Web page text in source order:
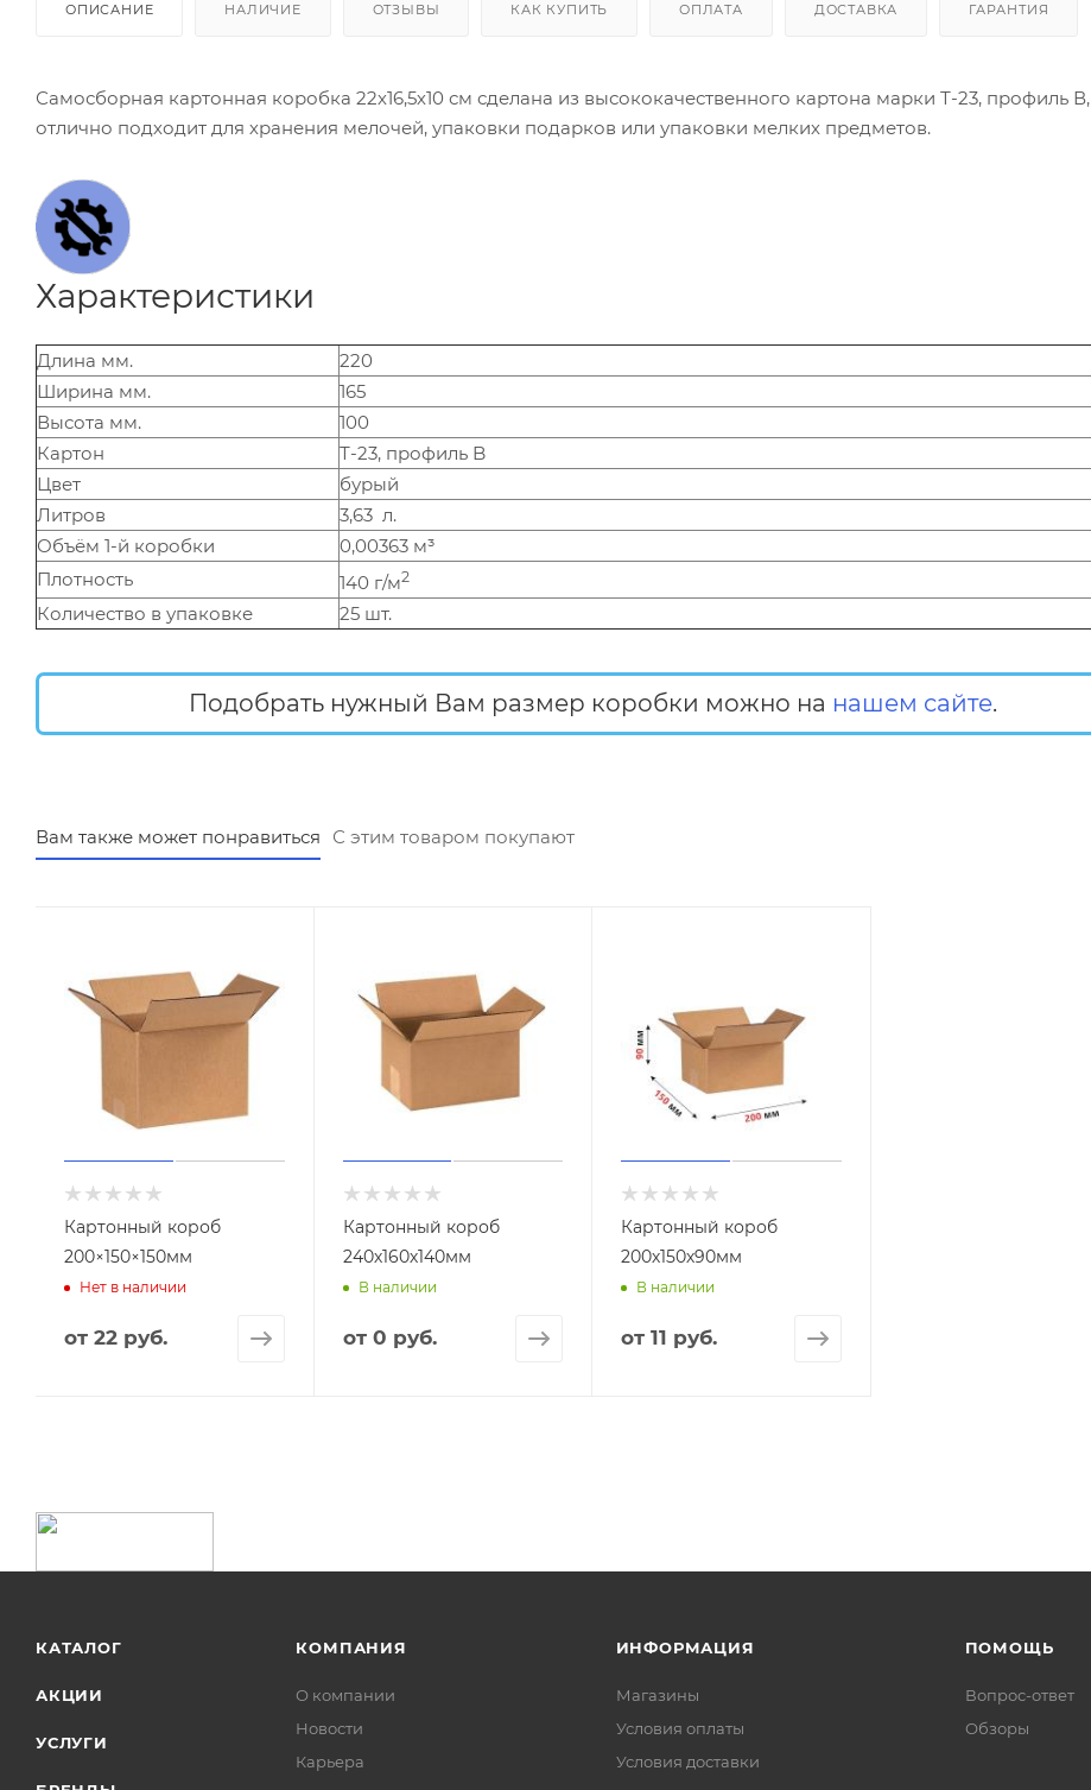
ОПИСАНИЕ НАЛИЧИЕ ОТЗЫВЫ КАК КУПИТЬ ОПЛАТА ДОСТАВКА ГАРАНТИЯ
Самосборная картонная коробка 22х16,5х10 см сделана из высококачественного картона марки Т-23, профиль В,
отлично подходит для хранения мелочей, упаковки подарков или упаковки мелких предметов.
Характеристики
Длина мм.
220
Ширина мм.
165
Высота мм.
100
Картон
Т-23, профиль B
Цвет
бурый
Литров
3,63 л.
Объём 1-й коробки
0,00363 м³
Плотность
140 г/м2
Количество в упаковке 25 шт.
Подобрать нужный Вам размер коробки можно на нашем сайте.
Вам также может понравиться С этим товаром покупают
Картонный короб
200×150×150мм
Нет в наличии
от 22 руб.
Картонный короб
240х160х140мм
В наличии
от 0 руб.
Картонный короб
200х150х90мм
В наличии
от 11 руб.
КАТАЛОГ
АКЦИИ
УСЛУГИ
КОМПАНИЯ
О компании
Новости
Карьера
ИНФОРМАЦИЯ
Магазины
Условия оплаты
Условия доставки
ПОМОЩЬ
Вопрос-ответ
Обзоры